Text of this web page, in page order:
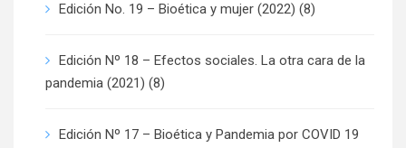
Edición No. 19 – Bioética y mujer (2022) (8)
Edición Nº 18 – Efectos sociales. La otra cara de la
pandemia (2021) (8)
Edición Nº 17 – Bioética y Pandemia por COVID 19